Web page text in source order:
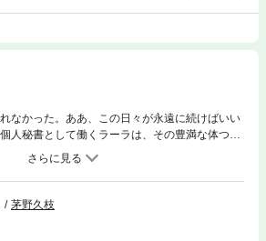
なかった。ああ、この日々が永遠に続けばいい
人秘書として働くラーラは、その豊満な体つき
がちだが内面はまったく逆。真実の愛だけをず
、尊敬する上司からも手酷く扱われたラーラ
髪のイタリア名門貴族、ラウルに純潔を捧げて
から驚くべき提案をされる。余命幾ばくもない
もはつくらない”という条件で。けれどやがて、
茅野久枝